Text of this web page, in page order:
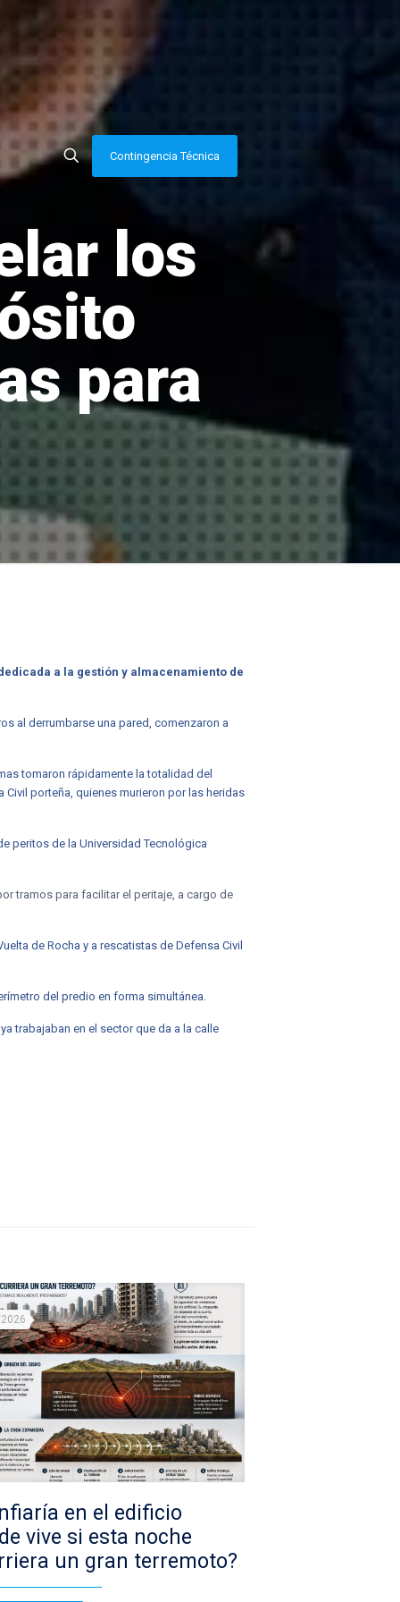
Contingencia Técnica
los
para
a la gestión y almacenamiento de
al derrumbarse una pared, comenzaron a
tomaron rápidamente la totalidad del
porteña, quienes murieron por las heridas
peritos de la Universidad Tecnológica
tramos para facilitar el peritaje, a cargo de
de Rocha y a rescatistas de Defensa Civil
del predio en forma simultánea.
trabajaban en el sector que da a la calle
en el edificio
vive si esta noche
un gran terremoto?